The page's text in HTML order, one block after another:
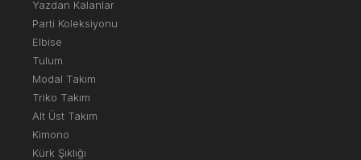
Yazdan Kalanlar
Parti Koleksiyonu
Elbise
Tulum
Modal Takım
Triko Takım
Alt Üst Takım
Kimono
Kürk Şıklığı